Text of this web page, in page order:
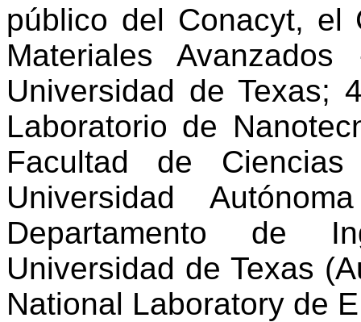
público del Conacyt, el
Materiales
Universidad de Texas;
Laboratorio de
Facultad de
Universidad
Departamento de
Universidad de Texas
National Laboratory de